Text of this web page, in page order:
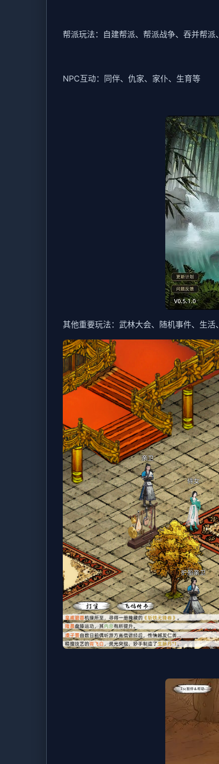
帮派玩法：自建帮派、帮派战争、吞并帮派
NPC互动：同伴、仇家、家仆、生育等
其他重要玩法：武林大会、随机事件、生